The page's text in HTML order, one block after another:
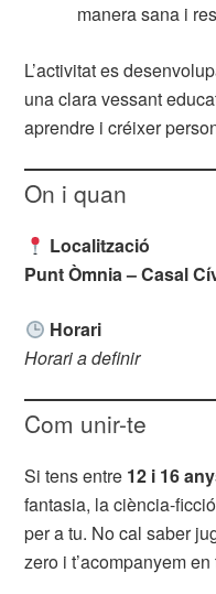
manera sana i
L’activitat es
una clara vessant
aprendre i créixer
On i quan
Localització
Punt Òmnia – Casal
Horari
Horari a definir
Com unir-te
Si tens entre 12 i 16
fantasia, la ciència-
per a tu. No cal saber
zero i t’acompanyem